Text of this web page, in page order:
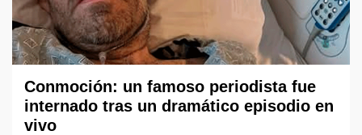
Conmoción: un famoso periodista fue
internado tras un dramático episodio en
vivo